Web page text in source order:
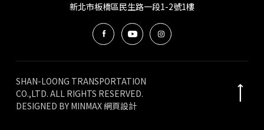
新北市板橋區民生路一段1-2號1樓
SHAN-LOONG TRANSPORTATION
CO.,LTD. ALL RIGHTS RESERVED.
DESIGNED BY MINMAX 網頁設計